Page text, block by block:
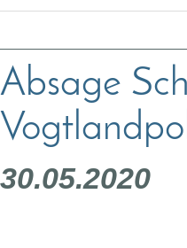
Absage
30.05.2020